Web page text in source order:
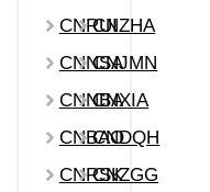
CNRUICNZHA
CNNSACNJMN
CNNBA
CNXIA
CNBAOCNDQH
CNRSKCNZGG